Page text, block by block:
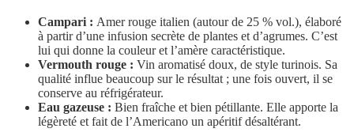
Campari : Amer rouge italien (autour de 25 % vol.), élaboré
à partir d’une infusion secrète de plantes et d’agrumes. C’est
lui qui donne la couleur et l’amère caractéristique.
Vermouth rouge : Vin aromatisé doux, de style turinois. Sa
qualité influe beaucoup sur le résultat ; une fois ouvert, il se
conserve au réfrigérateur.
Eau gazeuse : Bien fraîche et bien pétillante. Elle apporte la
légèreté et fait de l’Americano un apéritif désaltérant.